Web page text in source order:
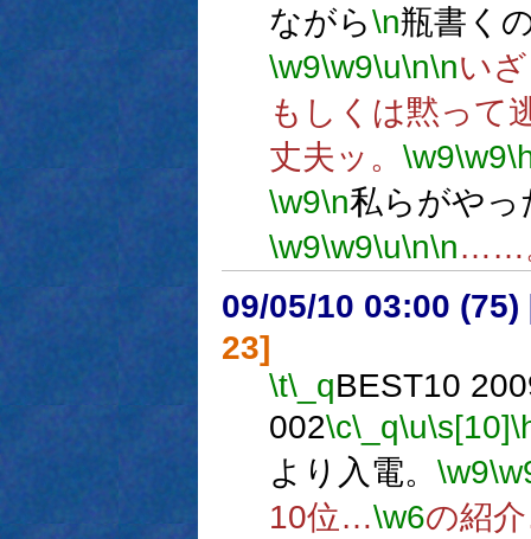
ながら\n瓶書く
\w9\w9\u\n\nい
もしくは黙って
丈夫ッ。 \w9\w9
\w9\n私らがやっ
\w9\w9\u\n\n……
09/05/10 03:00 (75)
23]
\t\_qBEST10
002\c\_q\u\s[10]
より入電。 \w9
10位…\w6の紹